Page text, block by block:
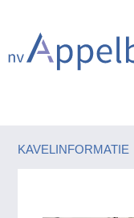
KAVELINFORMATIE